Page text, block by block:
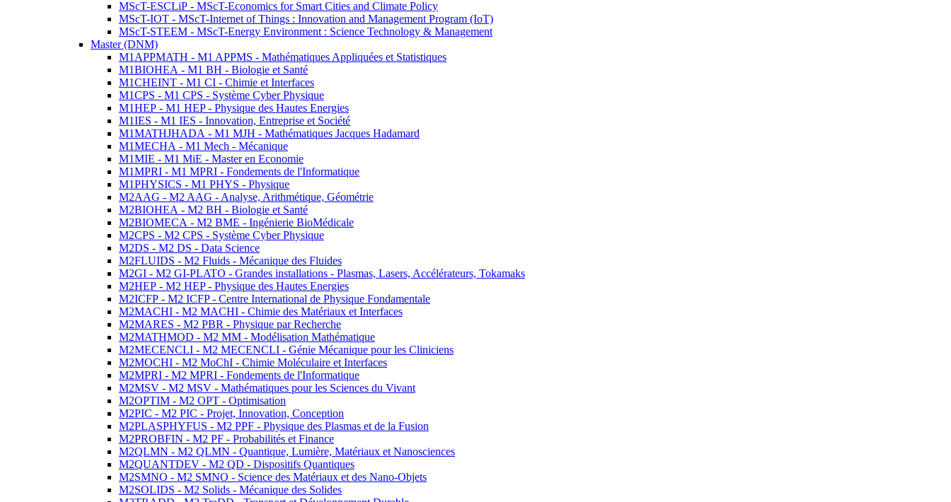
MScT-ESCLiP - MScT-Economics for Smart Cities and Climate Policy
MScT-IOT - MScT-Internet of Things : Innovation and Management Program (IoT)
MScT-STEEM - MScT-Energy Environment : Science Technology & Management
Master (DNM)
M1APPMATH - M1 APPMS - Mathématiques Appliquées et Statistiques
M1BIOHEA - M1 BH - Biologie et Santé
M1CHEINT - M1 CI - Chimie et Interfaces
M1CPS - M1 CPS - Système Cyber Physique
M1HEP - M1 HEP - Physique des Hautes Energies
M1IES - M1 IES - Innovation, Entreprise et Société
M1MATHJHADA - M1 MJH - Mathématiques Jacques Hadamard
M1MECHA - M1 Mech - Mécanique
M1MIE - M1 MiE - Master en Economie
M1MPRI - M1 MPRI - Fondements de l'Informatique
M1PHYSICS - M1 PHYS - Physique
M2AAG - M2 AAG - Analyse, Arithmétique, Géométrie
M2BIOHEA - M2 BH - Biologie et Santé
M2BIOMECA - M2 BME - Ingénierie BioMédicale
M2CPS - M2 CPS - Système Cyber Physique
M2DS - M2 DS - Data Science
M2FLUIDS - M2 Fluids - Mécanique des Fluides
M2GI - M2 GI-PLATO - Grandes installations - Plasmas, Lasers, Accélérateurs, Tokamaks
M2HEP - M2 HEP - Physique des Hautes Energies
M2ICFP - M2 ICFP - Centre International de Physique Fondamentale
M2MACHI - M2 MACHI - Chimie des Matériaux et Interfaces
M2MARES - M2 PBR - Physique par Recherche
M2MATHMOD - M2 MM - Modélisation Mathématique
M2MECENCLI - M2 MECENCLI - Génie Mécanique pour les Cliniciens
M2MOCHI - M2 MoChI - Chimie Moléculaire et Interfaces
M2MPRI - M2 MPRI - Fondements de l'Informatique
M2MSV - M2 MSV - Mathématiques pour les Sciences du Vivant
M2OPTIM - M2 OPT - Optimisation
M2PIC - M2 PIC - Projet, Innovation, Conception
M2PLASPHYFUS - M2 PPF - Physique des Plasmas et de la Fusion
M2PROBFIN - M2 PF - Probabilités et Finance
M2QLMN - M2 QLMN - Quantique, Lumière, Matériaux et Nanosciences
M2QUANTDEV - M2 QD - Dispositifs Quantiques
M2SMNO - M2 SMNO - Science des Matériaux et des Nano-Objets
M2SOLIDS - M2 Solids - Mécanique des Solides